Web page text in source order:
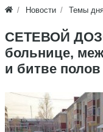
Новости Темы
СЕТЕВОЙ
больнице,
и битве полов